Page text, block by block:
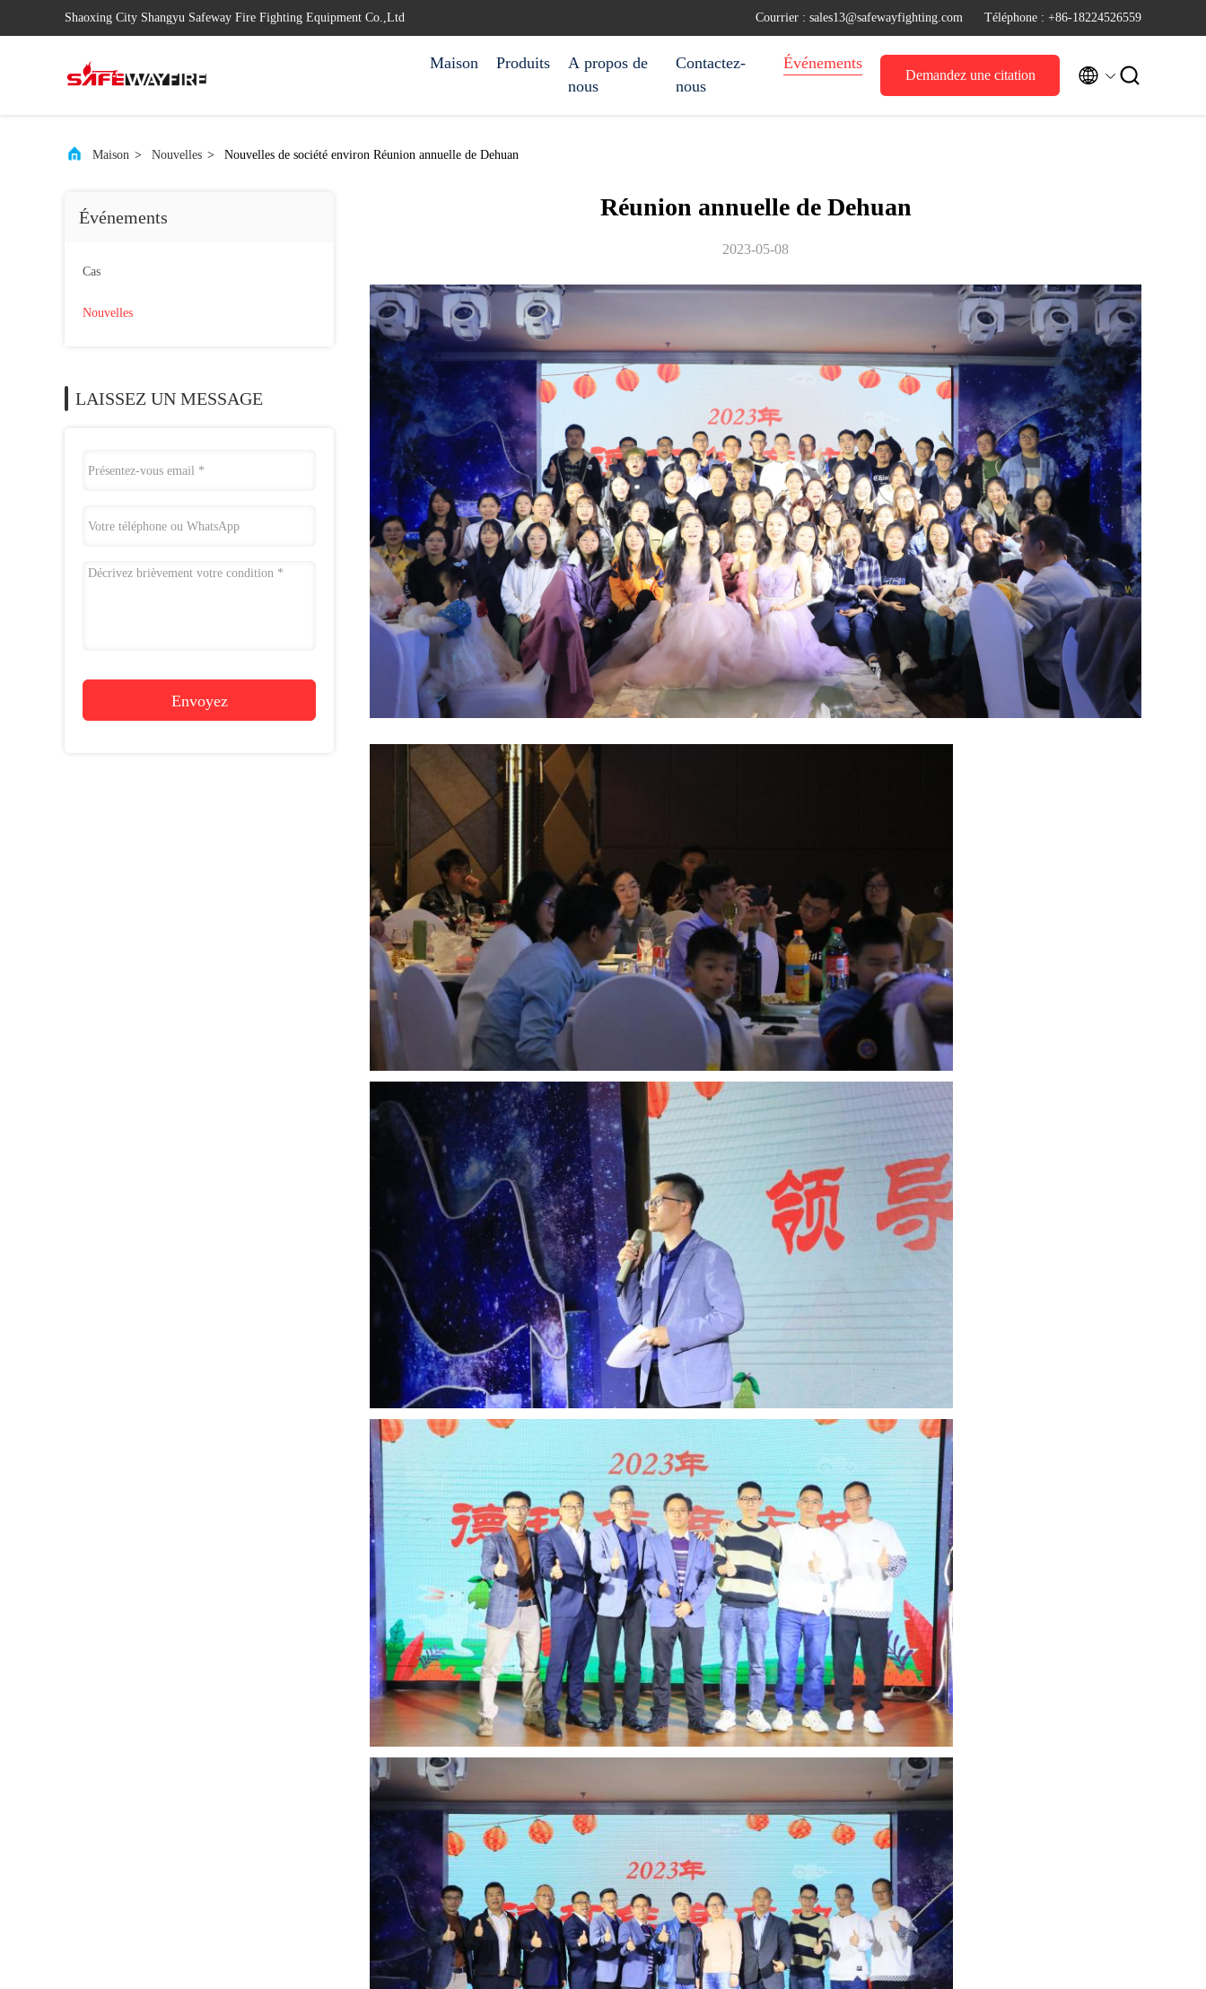
Shaoxing City Shangyu Safeway Fire Fighting Equipment Co.,Ltd Courrier : sales13@safewayfighting.com Téléphone : +86-18224526559
Maison Produits
A propos de
nous
Contactez-
nous
Événements
Demandez une citation  
Maison > Nouvelles > Nouvelles de société environ Réunion annuelle de Dehuan
Événements
Cas
Nouvelles
LAISSEZ UN MESSAGE
Envoyez
Réunion annuelle de Dehuan
2023-05-08